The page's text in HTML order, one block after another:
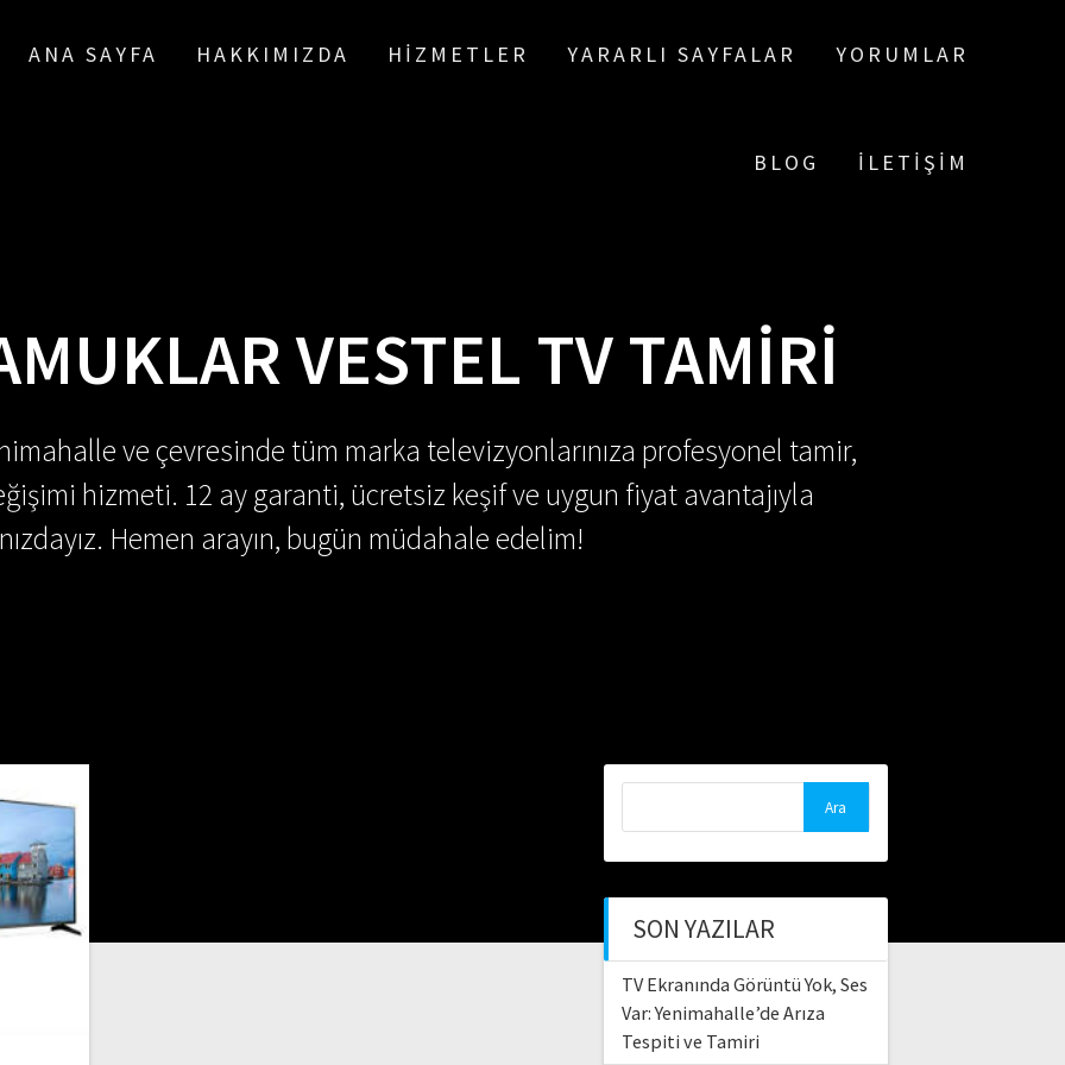
ANA SAYFA HAKKIMIZDA HIZMETLER YARARLI SAYFALAR YORUMLAR
BLOG İLETIŞIM
VESTEL TV TAMIRI
ve çevresinde tüm marka televizyonlarınıza profesyonel tamir,
hizmeti. 12 ay garanti, ücretsiz keşif ve uygun fiyat avantajıyla
Hemen arayın, bugün müdahale edelim!
SON YAZILAR
TV Ekranında Görüntü Yok, Ses
Var: Yenimahalle’de Arıza
Tespiti ve Tamiri